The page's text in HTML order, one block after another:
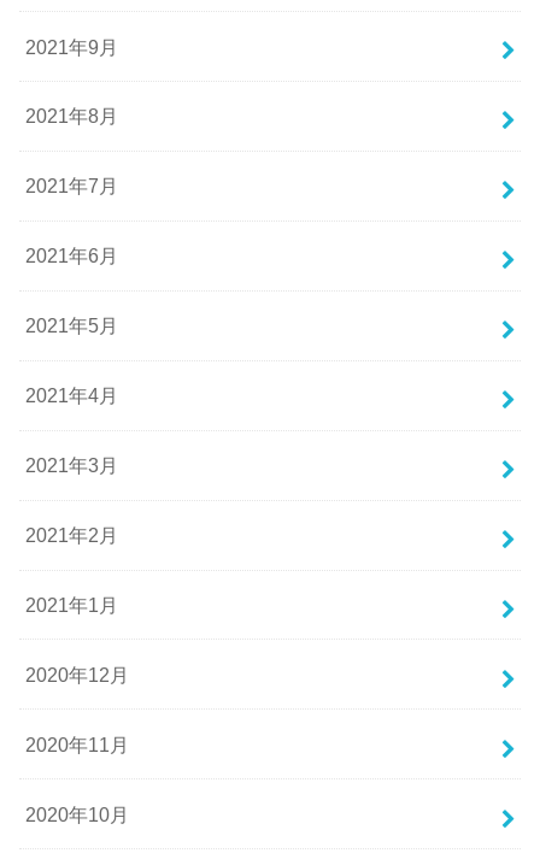
2021年9月
2021年8月
2021年7月
2021年6月
2021年5月
2021年4月
2021年3月
2021年2月
2021年1月
2020年12月
2020年11月
2020年10月